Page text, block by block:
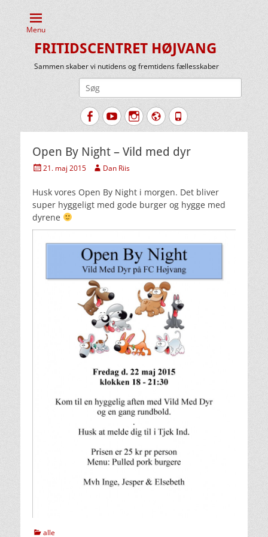
Menu
FRITIDSCENTRET HØJVANG
Sammen skaber vi nutidens og fremtidens fællesskaber
FacebookYouTubeInstagram
Website
Tlf.
Open By Night – Vild med dyr
Udgivet
21. maj 2015 Forfatter
Dan Riis
Husk vores Open By Night i morgen. Det bliver
super hyggeligt med gode burger og hygge med
dyrene
kategorier
alle